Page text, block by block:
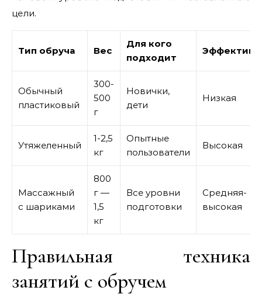
цели.
Тип обруча Вес
Для кого
подходит
Обычный
пластиковый
300-
500
г
Новички,
дети
Низкая
Утяжеленный
1-2,5
кг
Опытные
пользователи
Высокая
Массажный
с шариками
800
г —
1,5
кг
Все уровни
подготовки
Средняя-
высокая
Правильная техника
занятий с обручем